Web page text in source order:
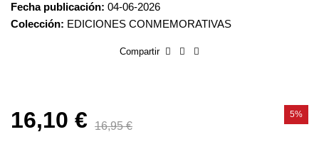
Fecha publicación: 04-06-2026
Colección: EDICIONES CONMEMORATIVAS
Compartir
16,10 € 16,95 €
5%